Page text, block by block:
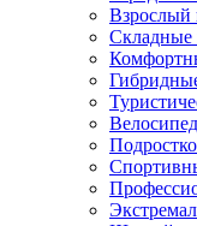
Взрослый
Складные